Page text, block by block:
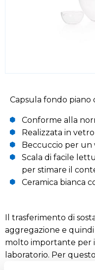
Capsula fondo piano
Conforme alla
Realizzata in
Beccuccio per
Scala di facile
per stimare il
Ceramica bianca
Il trasferimento di
aggregazione e
molto importante per
laboratorio. Per
un'ampia varietà di